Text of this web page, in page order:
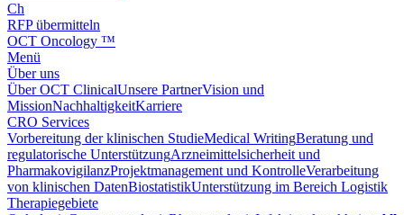
Ch
RFP übermitteln
OCT Oncology ™
Menü
Über uns
Über OCT ClinicalUnsere PartnerVision und
MissionNachhaltigkeitKarriere
CRO Services
Vorbereitung der klinischen StudieMedical WritingBeratung und
regulatorische UnterstützungArzneimittelsicherheit und
PharmakovigilanzProjektmanagement und KontrolleVerarbeitung
von klinischen DatenBiostatistikUnterstützung im Bereich Logistik
Therapiegebiete